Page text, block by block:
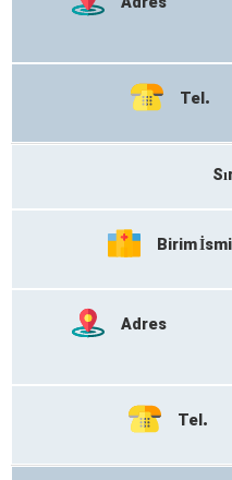
Tel.
Birim İsmi
Adres
Tel.